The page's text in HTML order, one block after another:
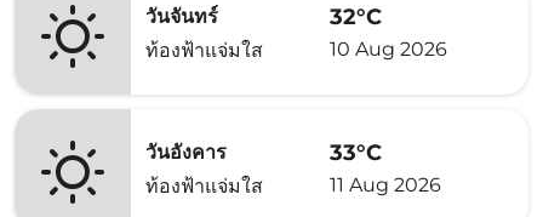
วันจันทร์
ท้องฟ้าแจ่มใส
32°C
10 Aug 2026
วันอังคาร
ท้องฟ้าแจ่มใส
33°C
11 Aug 2026